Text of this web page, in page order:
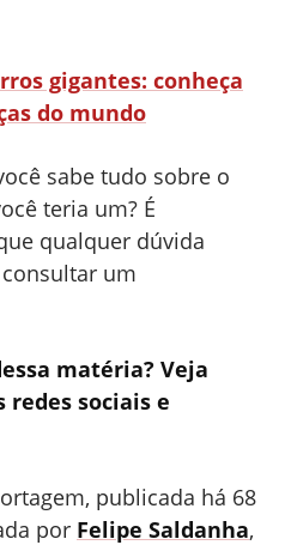
gigantes: conheça
do mundo
sabe tudo sobre o
teria um? É
qualquer dúvida
um
matéria? Veja
redes sociais e
publicada há 68
por Felipe Saldanha,